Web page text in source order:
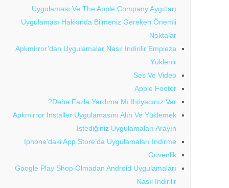
Uygulaması Ve The Apple Company Aygıtları
Uygulaması Hakkında Bilmeniz Gereken Önemli
Noktalar
Apkmirror’dan Uygulamalar Nasıl Indirilir Empieza
Yüklenir
Ses Ve Video
Apple Footer
Daha Fazla Yardıma Mı Ihtiyacınız Var?
Apkmirror Installer Uygulamasını Alın Ve Yüklemek
Istediğiniz Uygulamaları Arayın
Iphone’daki App Store’da Uygulamaları Indirme
Güvenlik
Google Play Shop Olmadan Android Uygulamaları
Nasıl Indirilir